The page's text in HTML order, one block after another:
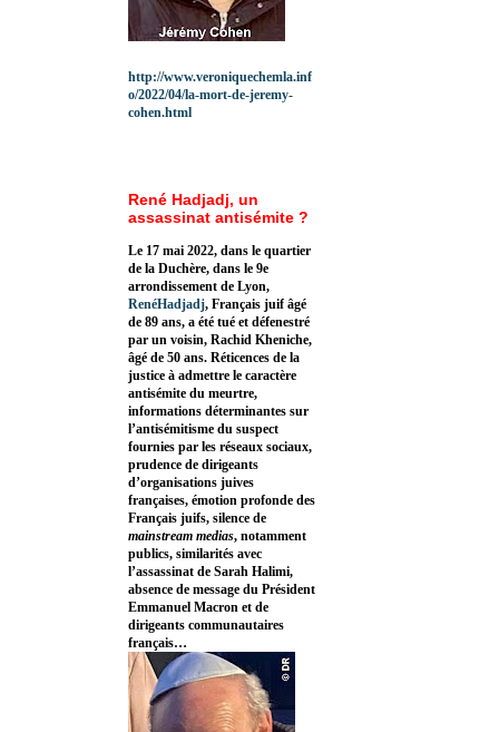
http://www.veroniquechemla.inf
o/2022/04/la-mort-de-jeremy-
cohen.html
René Hadjadj, un
assassinat antisémite ?
Le 17 mai 2022, dans le quartier
de la Duchère, dans le 9e
arrondissement de Lyon,
RenéHadjadj, Français juif âgé
de 89 ans, a été tué et défenestré
par un voisin, Rachid Kheniche,
âgé de 50 ans. Réticences de la
justice à admettre le caractère
antisémite du meurtre,
informations déterminantes sur
l’antisémitisme du suspect
fournies par les réseaux sociaux,
prudence de dirigeants
d’organisations juives
françaises, émotion profonde des
Français juifs, silence de
mainstream medias, notamment
publics, similarités avec
l’assassinat de Sarah Halimi,
absence de message du Président
Emmanuel Macron et de
dirigeants communautaires
français…